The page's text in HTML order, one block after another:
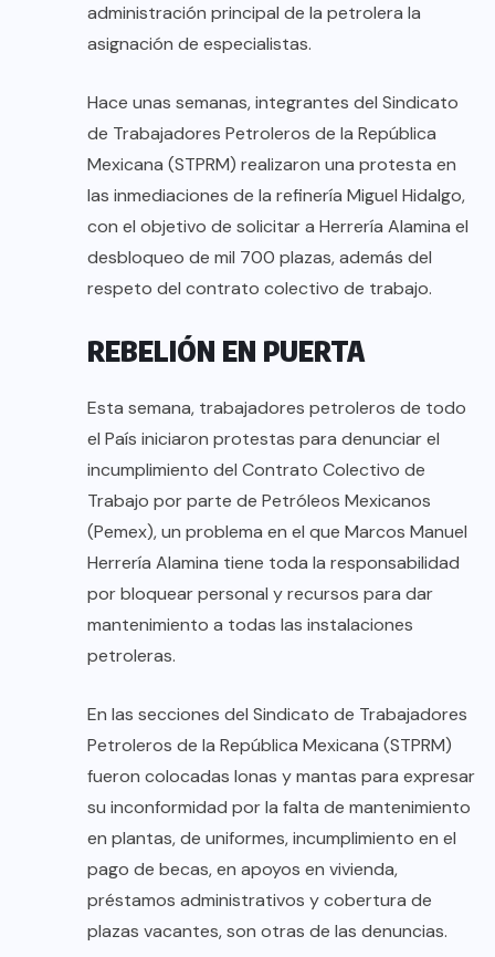
administración principal de la petrolera la
asignación de especialistas.
Hace unas semanas, integrantes del Sindicato
de Trabajadores Petroleros de la República
Mexicana (STPRM) realizaron una protesta en
las inmediaciones de la refinería Miguel Hidalgo,
con el objetivo de solicitar a Herrería Alamina el
desbloqueo de mil 700 plazas, además del
respeto del contrato colectivo de trabajo.
REBELIÓN EN PUERTA
Esta semana, trabajadores petroleros de todo
el País iniciaron protestas para denunciar el
incumplimiento del Contrato Colectivo de
Trabajo por parte de Petróleos Mexicanos
(Pemex), un problema en el que Marcos Manuel
Herrería Alamina tiene toda la responsabilidad
por bloquear personal y recursos para dar
mantenimiento a todas las instalaciones
petroleras.
En las secciones del Sindicato de Trabajadores
Petroleros de la República Mexicana (STPRM)
fueron colocadas lonas y mantas para expresar
su inconformidad por la falta de mantenimiento
en plantas, de uniformes, incumplimiento en el
pago de becas, en apoyos en vivienda,
préstamos administrativos y cobertura de
plazas vacantes, son otras de las denuncias.